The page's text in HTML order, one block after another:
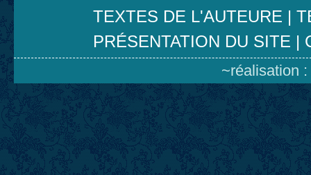
TEXTES DE L'AUTEURE |
PRÉSENTATION DU SITE |
~réalisation